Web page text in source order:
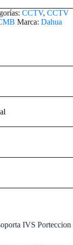
CCTV, CCTV
Marca: Dahua
IVS Porteccion